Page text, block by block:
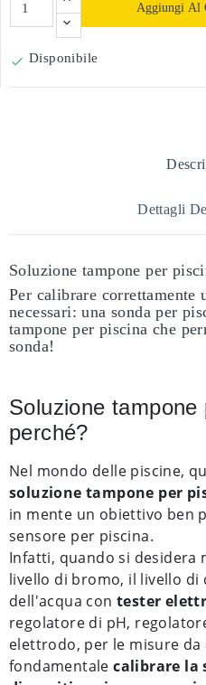
Aggiungi Al
 Disponibile
Dettagli
Soluzione tampone per
Per calibrare correttamente
necessari: una sonda per
tampone per piscina che
sonda!
Soluzione tampone
perché?
Nel mondo delle piscine,
soluzione tampone per
in mente un obiettivo ben
sensore per piscina.
Infatti, quando si desidera
livello di bromo, il livello di
dell'acqua contester
regolatore di pH,
elettrodo, per le misure
fondamentalecalibrare la